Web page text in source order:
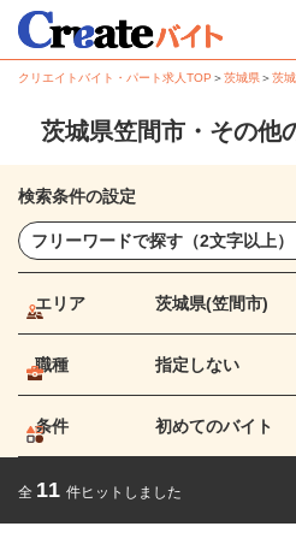
クリエイトバイト・パート求人TOP ＞茨城県＞茨
茨城県笠間市・その他
検索条件の設定
エリア 茨城県(笠間市)
職種 指定しない
条件 初めてのバイト
全 11 件ヒットしました